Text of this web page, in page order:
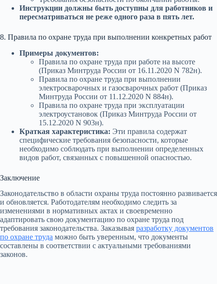
Инструкции должны быть доступны для работников и
пересматриваться не реже одного раза в пять лет.
8. Правила по охране труда при выполнении конкретных работ
Примеры документов:
Правила по охране труда при работе на высоте
(Приказ Минтруда России от 16.11.2020 N 782н).
Правила по охране труда при выполнении
электросварочных и газосварочных работ (Приказ
Минтруда России от 11.12.2020 N 884н).
Правила по охране труда при эксплуатации
электроустановок (Приказ Минтруда России от
15.12.2020 N 903н).
Краткая характеристика: Эти правила содержат
специфические требования безопасности, которые
необходимо соблюдать при выполнении определенных
видов работ, связанных с повышенной опасностью.
Заключение
Законодательство в области охраны труда постоянно развивается
и обновляется. Работодателям необходимо следить за
изменениями в нормативных актах и своевременно
адаптировать свою документацию по охране труда под
требования законодательства. Заказывая разработку документов
по охране труда можно быть уверенным, что документы
составлены в соответствии с актуальными требованиями
законов.